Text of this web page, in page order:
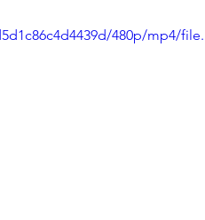
480p/mp4/